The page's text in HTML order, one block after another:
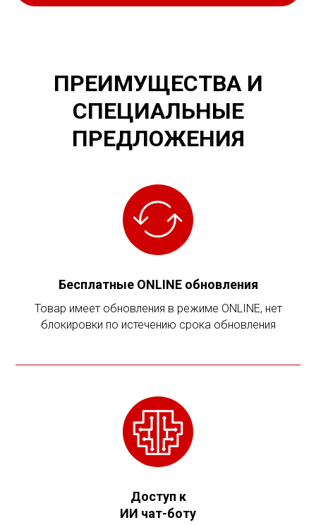
ПРЕИМУЩЕСТВА И
СПЕЦИАЛЬНЫЕ
ПРЕДЛОЖЕНИЯ
Бесплатные ONLINE обновления
Товар имеет обновления в режиме ONLINE, нет
блокировки по истечению срока обновления
Доступ к
ИИ чат-боту